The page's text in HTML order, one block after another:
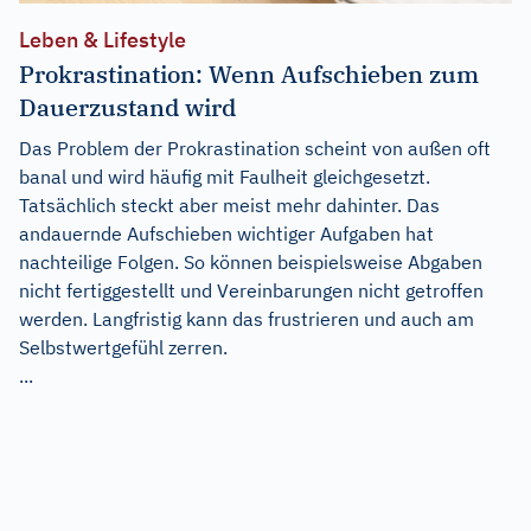
Leben & Lifestyle
Prokrastination: Wenn Aufschieben zum
Dauerzustand wird
Das Problem der Prokrastination scheint von außen oft
banal und wird häufig mit Faulheit gleichgesetzt.
Tatsächlich steckt aber meist mehr dahinter. Das
andauernde Aufschieben wichtiger Aufgaben hat
nachteilige Folgen. So können beispielsweise Abgaben
nicht fertiggestellt und Vereinbarungen nicht getroffen
werden. Langfristig kann das frustrieren und auch am
Selbstwertgefühl zerren.
...